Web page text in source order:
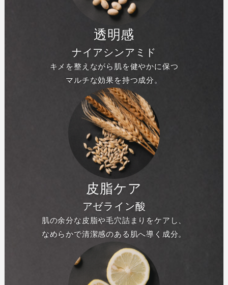
透明感
ナイアシンアミド
キメを整えながら肌を健やかに保つ
マルチな効果を持つ成分。
皮脂ケア
アゼライン酸
肌の余分な皮脂や毛穴詰まりをケアし、
なめらかで清潔感のある肌へ導く成分。